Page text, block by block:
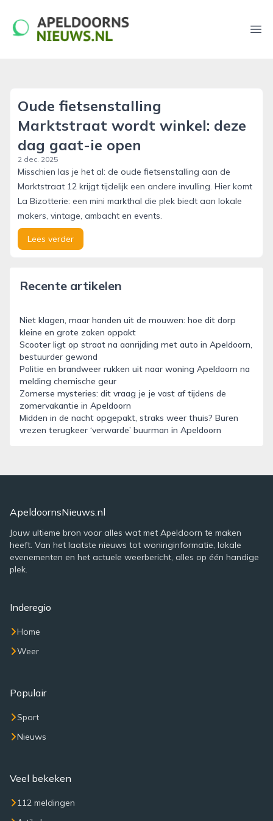
apeldoornsnieuws.nl
Oude fietsenstalling
Marktstraat wordt winkel: deze
dag gaat-ie open
2 dec. 2025
Misschien las je het al: de oude fietsenstalling aan de
Marktstraat 12 krijgt tijdelijk een andere invulling. Hier komt
La Bizotterie: een mini markthal die plek biedt aan lokale
makers, vintage, ambacht en events.
Lees verder
Recente artikelen
Niet klagen, maar handen uit de mouwen: hoe dit dorp
kleine en grote zaken oppakt
Scooter ligt op straat na aanrijding met auto in Apeldoorn,
bestuurder gewond
Politie en brandweer rukken uit naar woning Apeldoorn na
melding chemische geur
Zomerse mysteries: dit vraag je je vast af tijdens de
zomervakantie in Apeldoorn
Midden in de nacht opgepakt, straks weer thuis? Buren
vrezen terugkeer ‘verwarde’ buurman in Apeldoorn
ApeldoornsNieuws.nl
Jouw ultieme bron voor alles wat met Apeldoorn te maken
heeft. Van het laatste nieuws tot woninginformatie, lokale
evenementen en het actuele weerbericht, alles op één handige
plek.
Inderegio
Home
Weer
Populair
Sport
Nieuws
Veel bekeken
112 meldingen